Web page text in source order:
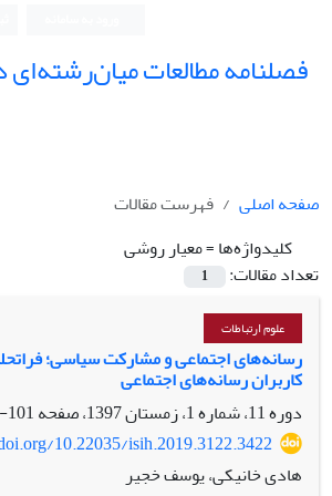
فصلنامه مطالعات میان‌رشته‌ای
صفحه اصلی
فهرست مقالات
کلیدواژه‌ها =معیار روشی
تعداد مقالات:
1
علوم ارتباطات
رسانه‌های اجتماعی و مشارکت سیاسی؛
کاربران رسانه‌های اجتماعی
دوره 11، شماره 1، زمستان 1397، صفحه
101-128
10.22035/isih.2019.3122.3422
هادی خانیکی، یوسف خجیر